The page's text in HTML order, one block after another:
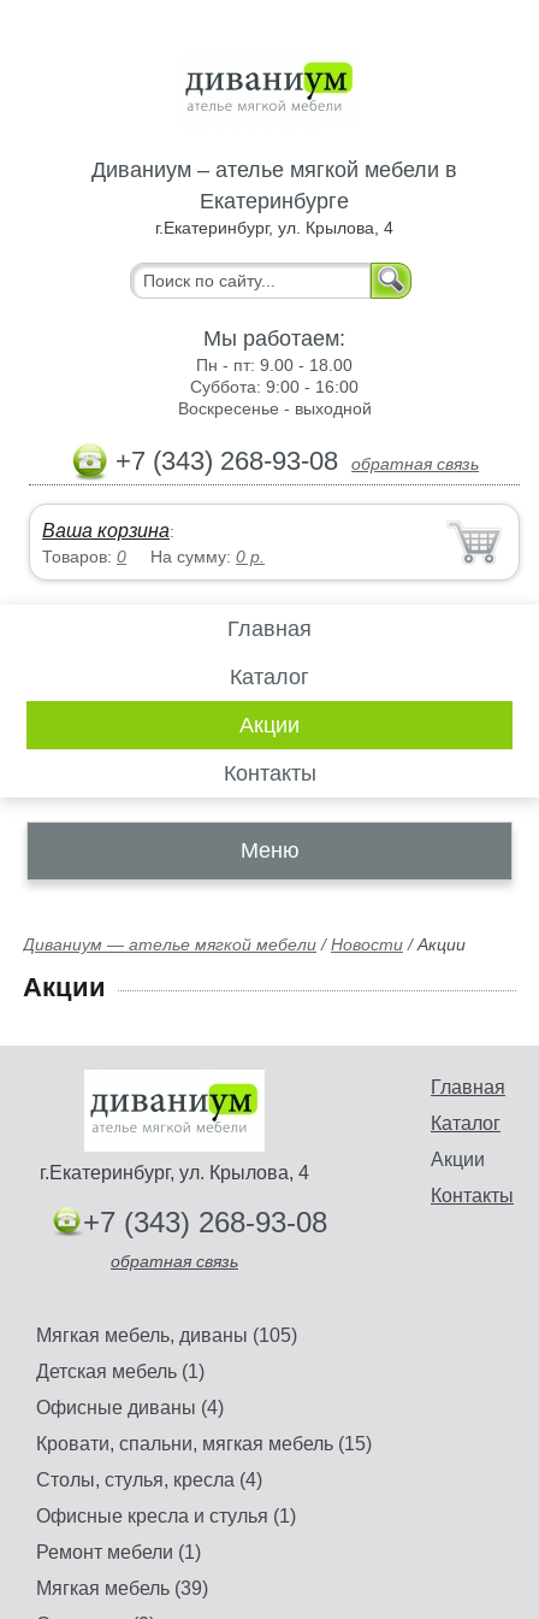
Диваниум – ателье мягкой мебели в
Екатеринбурге
г.Екатеринбург, ул. Крылова, 4
Мы работаем:
Пн - пт:9.00 - 18.00
Суббота:9:00 - 16:00
Воскресенье - выходной
+7 (343) 268-93-08 обратная связь
Ваша корзина:
Товаров:0 На сумму:0 р.
Главная
Каталог
Акции
Контакты
Меню
Диваниум — ателье мягкой мебели /Новости /Акции
Акции
Главная
Каталог
Акции
Контакты
г.Екатеринбург, ул. Крылова, 4
+7 (343) 268-93-08
обратная связь
Мягкая мебель, диваны (105)
Детская мебель (1)
Офисные диваны (4)
Кровати, спальни, мягкая мебель (15)
Столы, стулья, кресла (4)
Офисные кресла и стулья (1)
Ремонт мебели (1)
Мягкая мебель (39)